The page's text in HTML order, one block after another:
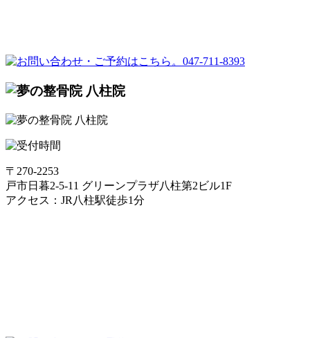
〒270-2253
戸市日暮2-5-11 グリーンプラザ八柱第2ビル1F
アクセス：JR八柱駅徒歩1分